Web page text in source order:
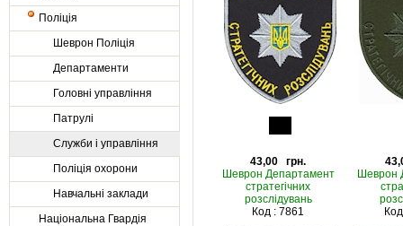
Поліція
Шеврон Поліція
Департаменти
Головні управління
Патрулі
Служби і управління
Поліція охорони
Навчальні заклади
Національна Гвардія
43,00 грн.
Шеврон Департамент
стратегічних
розслідувань
Код : 7861
Шеврон